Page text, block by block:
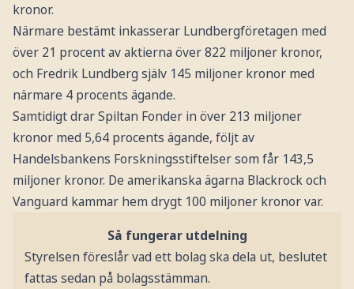
kronor.
Närmare bestämt inkasserar Lundbergföretagen med
över 21 procent av aktierna över 822 miljoner kronor,
och Fredrik Lundberg själv 145 miljoner kronor med
närmare 4 procents ägande.
Samtidigt drar Spiltan Fonder in över 213 miljoner
kronor med 5,64 procents ägande, följt av
Handelsbankens Forskningsstiftelser som får 143,5
miljoner kronor. De amerikanska ägarna Blackrock och
Vanguard kammar hem drygt 100 miljoner kronor var.
Så fungerar utdelning
Styrelsen föreslår vad ett bolag ska dela ut, beslutet
fattas sedan på bolagsstämman.